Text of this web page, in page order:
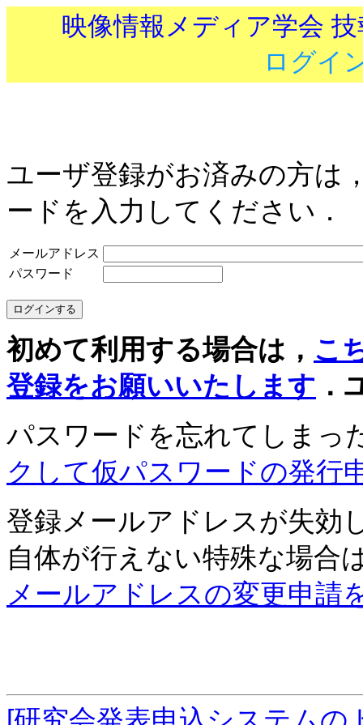
映像情報メディア学会
ログイ
ユーザ登録がお済みの方は
ードを入力してください．
メールアドレス
パスワード
初めて利用する場合は， こ
登録をお願いいたします ．
パスワードを忘れてしまっ
クして仮パスワードの発行
登録メールアドレスが失効
自体が行えない特殊な場合
メールアドレスの変更申請